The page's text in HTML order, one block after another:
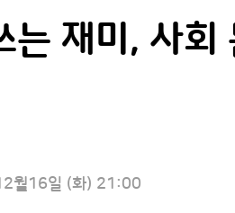
재미, 사회
월16일 (화) 21:00